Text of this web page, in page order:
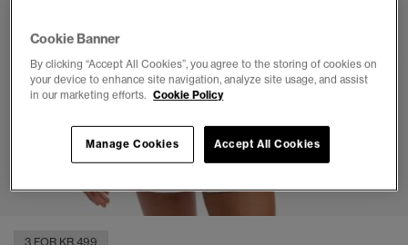
1 2 3 4 5 6
3 FOR KR.499
Cookie Banner
By clicking “Accept All Cookies”, you agree to the storing of cookies on
your device to enhance site navigation, analyze site usage, and assist
in our marketing efforts. Cookie Policy
Accept All Cookies
Manage Cookies